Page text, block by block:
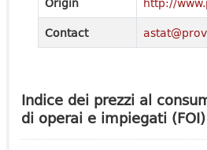
Indice dei prezzi al
di operai e impiegati (FOI)
Contact